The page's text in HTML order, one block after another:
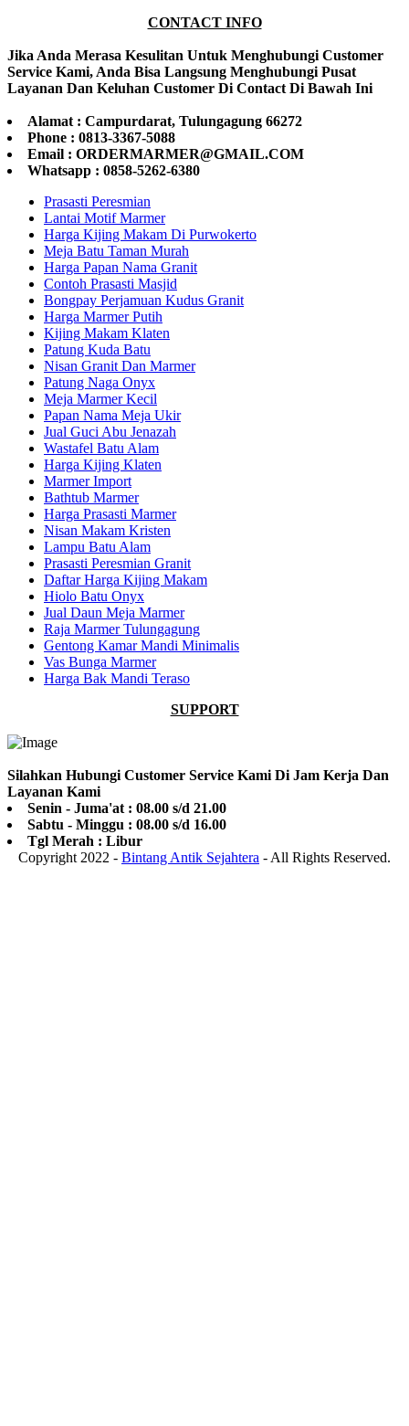
CONTACT INFO
Jika Anda Merasa Kesulitan Untuk Menghubungi Customer
Service Kami, Anda Bisa Langsung Menghubungi Pusat
Layanan Dan Keluhan Customer Di Contact Di Bawah Ini
Alamat : Campurdarat, Tulungagung 66272
Phone : 0813-3367-5088
Email : ORDERMARMER@GMAIL.COM
Whatsapp : 0858-5262-6380
Prasasti Peresmian
Lantai Motif Marmer
Harga Kijing Makam Di Purwokerto
Meja Batu Taman Murah
Harga Papan Nama Granit
Contoh Prasasti Masjid
Bongpay Perjamuan Kudus Granit
Harga Marmer Putih
Kijing Makam Klaten
Patung Kuda Batu
Nisan Granit Dan Marmer
Patung Naga Onyx
Meja Marmer Kecil
Papan Nama Meja Ukir
Jual Guci Abu Jenazah
Wastafel Batu Alam
Harga Kijing Klaten
Marmer Import
Bathtub Marmer
Harga Prasasti Marmer
Nisan Makam Kristen
Lampu Batu Alam
Prasasti Peresmian Granit
Daftar Harga Kijing Makam
Hiolo Batu Onyx
Jual Daun Meja Marmer
Raja Marmer Tulungagung
Gentong Kamar Mandi Minimalis
Vas Bunga Marmer
Harga Bak Mandi Teraso
SUPPORT
Silahkan Hubungi Customer Service Kami Di Jam Kerja Dan
Layanan Kami
Senin - Juma'at : 08.00 s/d 21.00
Sabtu - Minggu : 08.00 s/d 16.00
Tgl Merah : Libur
Copyright 2022 - Bintang Antik Sejahtera - All Rights Reserved.